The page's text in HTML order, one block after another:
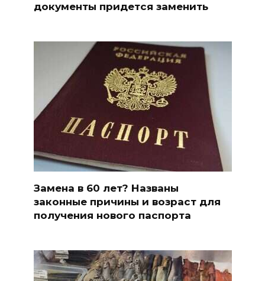
документы придется заменить
Замена в 60 лет? Названы
законные причины и возраст для
получения нового паспорта